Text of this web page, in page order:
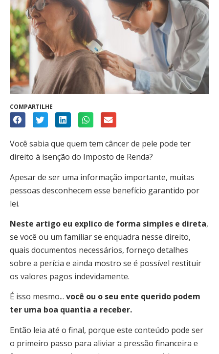
COMPARTILHE
Você sabia que quem tem câncer de pele pode ter
direito à isenção do Imposto de Renda?
Apesar de ser uma informação importante, muitas
pessoas desconhecem esse benefício garantido por
lei.
Neste artigo eu explico de forma simples e direta,
se você ou um familiar se enquadra nesse direito,
quais documentos necessários, forneço detalhes
sobre a perícia e ainda mostro se é possível restituir
os valores pagos indevidamente.
É isso mesmo... você ou o seu ente querido podem
ter uma boa quantia a receber.
Então leia até o final, porque este conteúdo pode ser
o primeiro passo para aliviar a pressão financeira e